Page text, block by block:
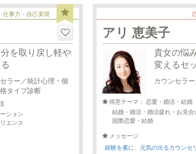
仕事力・自己実現
を取り戻し軽や
ラー／統計心理・個
タイプ診断
ション
エンス
アリ 恵美子
貴女の悩
変えるセ
カウンセラ
得意テーマ： 恋愛・婚活・結婚
結婚・婚活・婚活疲れ・お見合
国際恋愛・結婚
メッセージ
経験を素に、元気の出るカウンセ